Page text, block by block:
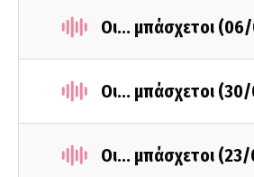
Οι... μπάσχετοι
Οι... μπάσχετοι
Οι... μπάσχετοι